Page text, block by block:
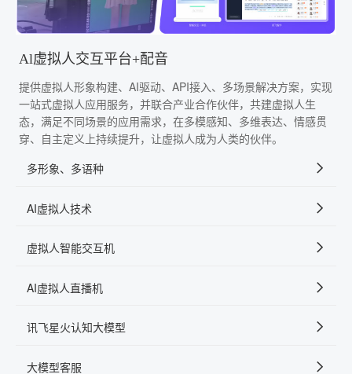
Al虚拟人交互平台+配音
提供虚拟人形象构建、AI驱动、API接入、多场景解决方案，实现
一站式虚拟人应用服务，并联合产业合作伙伴，共建虚拟人生
态，满足不同场景的应用需求，在多模感知、多维表达、情感贯
穿、自主定义上持续提升，让虚拟人成为人类的伙伴。
多形象、多语种
AI虚拟人技术
虚拟人智能交互机
AI虚拟人直播机
讯飞星火认知大模型
大模型客服